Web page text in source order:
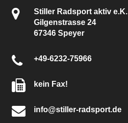
Stiller Radsport aktiv e.K.
Gilgenstrasse 24
67346 Speyer
+49-6232-75966
kein Fax!
info@stiller-radsport.de